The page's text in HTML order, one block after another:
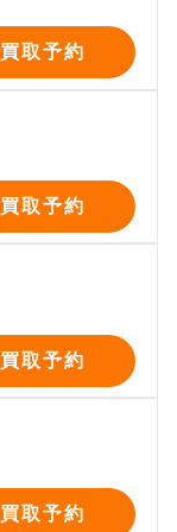
買取予約
買取予約
買取予約
買取予約